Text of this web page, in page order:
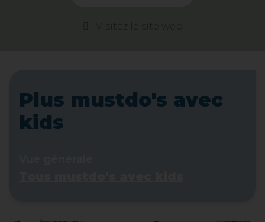
Visitez le site web
Plus mustdo's avec
kids